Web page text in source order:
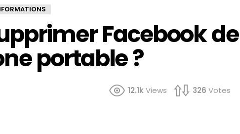
Facebook de
portable ?
12.1kViews 326 Votes